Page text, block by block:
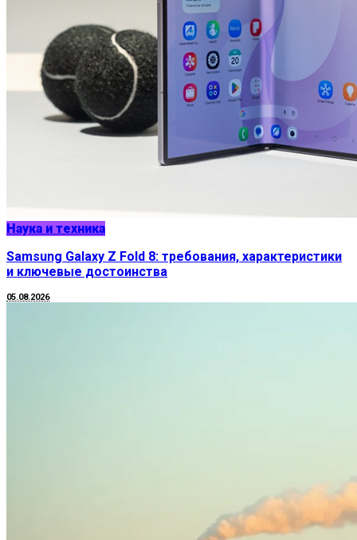
Наука и техника
Samsung Galaxy Z Fold 8: требования, характеристики
и ключевые достоинства
05.08.2026